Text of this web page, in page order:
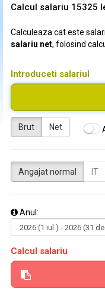
Calcul salariu 15325
Calculeaza cat este
salariu net, folosind
Introduceti salariul
Brut Net
Angajat normal IT
Anul:
Calcul salariu